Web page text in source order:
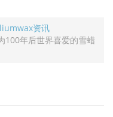
资讯
年后世界喜爱的雪蜡